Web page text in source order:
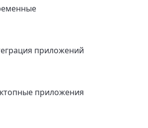
приложений
приложения